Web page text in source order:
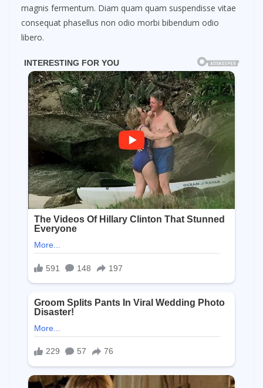
magnis fermentum. Diam quam quam suspendisse vitae
consequat phasellus non odio morbi bibendum odio
libero.